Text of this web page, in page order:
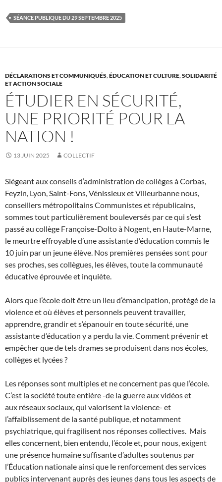
SÉANCE PUBLIQUE DU 29 SEPTEMBRE 2025
DÉCLARATIONS ET COMMUNIQUÉS,ÉDUCATION ET CULTURE,SOLIDARITÉ
ET ACTION SOCIALE
ÉTUDIER EN SÉCURITÉ,
UNE PRIORITÉ POUR LA
NATION !
13 JUIN 2025 COLLECTIF
Siégeant aux conseils d’administration de collèges à Corbas,
Feyzin, Lyon, Saint-Fons, Vénissieux et Villeurbanne nous,
conseillers métropolitains Communistes et républicains,
sommes tout particulièrement bouleversés par ce qui s’est
passé au collège Françoise-Dolto à Nogent, en Haute-Marne,
le meurtre effroyable d’une assistante d’éducation commis le
10 juin par un jeune élève. Nos premières pensées sont pour
ses proches, ses collègues, les élèves, toute la communauté
éducative éprouvée et inquiète.
Alors que l’école doit être un lieu d’émancipation, protégé de la
violence et où élèves et personnels peuvent travailler,
apprendre, grandir et s’épanouir en toute sécurité, une
assistante d’éducation y a perdu la vie. Comment prévenir et
empêcher que de tels drames se produisent dans nos écoles,
collèges et lycées ?
Les réponses sont multiples et ne concernent pas que l’école.
C’est la société toute entière -de la guerre aux vidéos et
aux réseaux sociaux, qui valorisent la violence- et
l’affaiblissement de la santé publique, et notamment
psychiatrique, qui fragilisent nos réponses collectives. Mais
elles concernent, bien entendu, l’école et, pour nous, exigent
une présence humaine suffisante d’adultes soutenus par
l’Éducation nationale ainsi que le renforcement des services
publics intervenant auprès des jeunes dans tous les aspects de